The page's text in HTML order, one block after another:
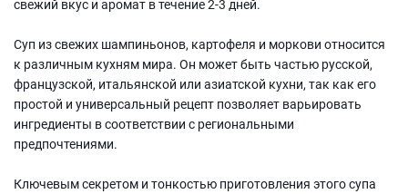
свежий вкус и аромат в течение 2-3 дней.
Суп из свежих шампиньонов, картофеля и моркови относится
к различным кухням мира. Он может быть частью русской,
французской, итальянской или азиатской кухни, так как его
простой и универсальный рецепт позволяет варьировать
ингредиенты в соответствии с региональными
предпочтениями.
Ключевым секретом и тонкостью приготовления этого супа